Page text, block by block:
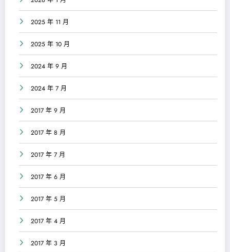
2025 年 11 月
2025 年 10 月
2024 年 9 月
2024 年 7 月
2017 年 9 月
2017 年 8 月
2017 年 7 月
2017 年 6 月
2017 年 5 月
2017 年 4 月
2017 年 3 月